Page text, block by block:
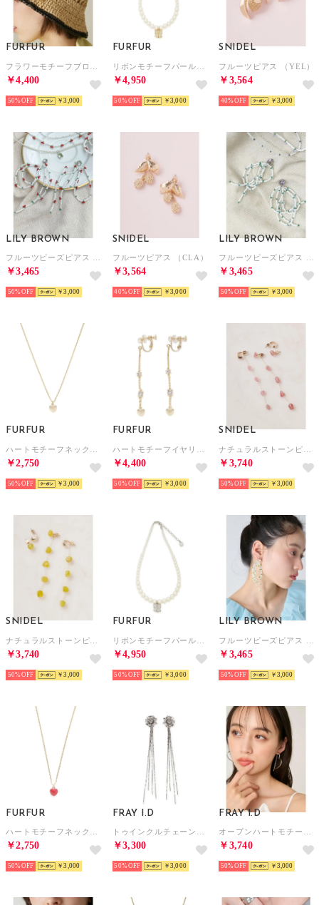
FURFUR
￥4,400
50% ￥3,000
FURFUR
￥4,950
50% ￥3,000
SNIDEL
フルーツピアス （YEL）
￥3,564
40% ￥3,000
LILY BROWN
￥3,465
50% ￥3,000
SNIDEL
フルーツピアス （CLA）
￥3,564
40% ￥3,000
LILY BROWN
￥3,465
50% ￥3,000
FURFUR
￥2,750
50% ￥3,000
FURFUR
￥4,400
50% ￥3,000
SNIDEL
￥3,740
50% ￥3,000
SNIDEL
￥3,740
50% ￥3,000
FURFUR
￥4,950
50% ￥3,000
LILY BROWN
￥3,465
50% ￥3,000
FURFUR
￥2,750
50% ￥3,000
FRAY I.D
￥3,300
50% ￥3,000
FRAY I.D
￥3,740
50% ￥3,000